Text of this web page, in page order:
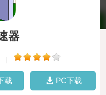
器
载 PC下载